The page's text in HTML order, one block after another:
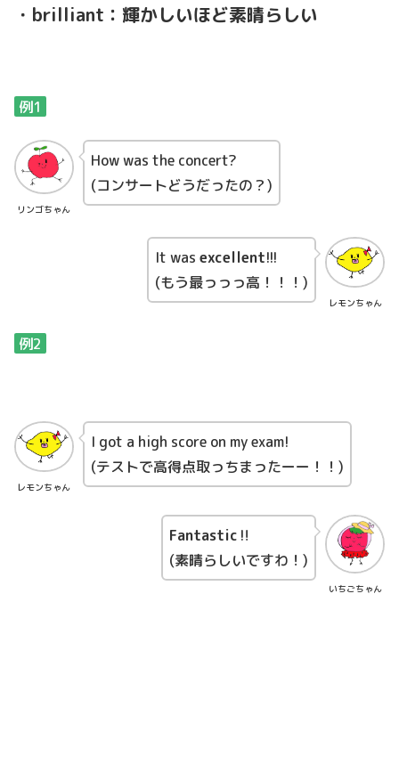
・brilliant：輝かしいほど素晴らしい
例1
リンゴちゃん
How was the concert?
(コンサートどうだったの？)
レモンちゃん
It wasexcellent!!!
(もう最っっっ高！！！)
例2
レモンちゃん
I got a high score on my exam!
(テストで高得点取っちまったーー！！)
いちごちゃん
Fantastic ‼
(素晴らしいですわ！)